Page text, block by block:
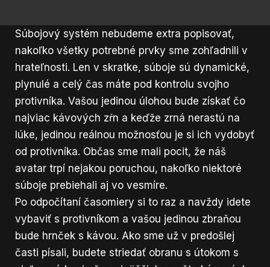
Súbojový systém nebudeme extra popisovať,
nakoľko všetky potrebné prvky sme zohľadnili v
hrateľnosti. Len v skratke, súboje sú dynamické,
plynulé a celý čas máte pod kontrolu svojho
protivníka. Vašou jedinou úlohou bude získať čo
najviac kávových zŕn a keďže zrná nerastú na
lúke, jedinou reálnou možnosťou je si ich vydobyť
od protivníka. Občas sme mali pocit, že náš
avatar trpí nejakou poruchou, nakoľko niektoré
súboje prebiehali aj vo vesmíre.
Po odpočítaní časomiery si to raz a navždy idete
vybaviť s protivníkom a vašou jedinou zbraňou
bude hrnček s kávou. Ako sme už v predošlej
časti písali, budete striedať obranu s útokom s